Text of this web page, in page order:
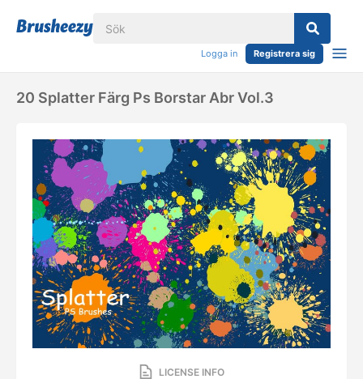
Logga in Registrera sig
20 Splatter Färg Ps Borstar Abr Vol.3
LICENSE INFO